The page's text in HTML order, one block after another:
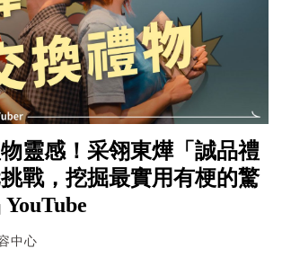
靈感！采翎東燁「誠品禮
戰，挖掘最實用有梗的驚
中心